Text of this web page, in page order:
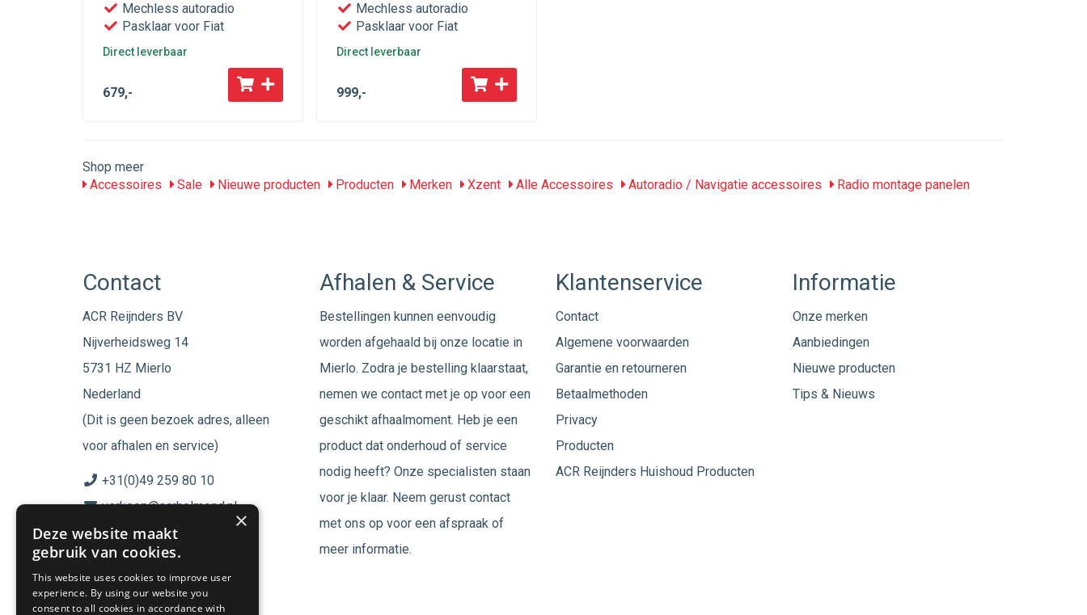
Mechless autoradio
Pasklaar voor Fiat
Direct leverbaar
679,-
Mechless autoradio
Pasklaar voor Fiat
Direct leverbaar
999,-
Shop meer
Accessoires
Sale Nieuwe producten Producten Merken Xzent Alle Accessoires Autoradio / Navigatie accessoires Radio montage panelen
Contact
ACR Reijnders BV
Nijverheidsweg 14
5731 HZ Mierlo
Nederland
(Dit is geen bezoek adres, alleen
voor afhalen en service)
+31(0)49 259 80 10
verkoop@acrhelmond.nl
KvK nummer: 17025674
Volg ons op
Afhalen & Service
Bestellingen kunnen eenvoudig
worden afgehaald bij onze locatie in
Mierlo. Zodra je bestelling klaarstaat,
nemen we contact met je op voor een
geschikt afhaalmoment. Heb je een
product dat onderhoud of service
nodig heeft? Onze specialisten staan
voor je klaar. Neem gerust contact
met ons op voor een afspraak of
meer informatie.
Klantenservice
Contact
Algemene voorwaarden
Garantie en retourneren
Betaalmethoden
Privacy
Producten
ACR Reijnders Huishoud Producten
Informatie
Onze merken
Aanbiedingen
Nieuwe producten
Tips & Nieuws
×
Deze website maakt
gebruik van cookies.
This website uses cookies to improve user
experience. By using our website you
consent to all cookies in accordance with